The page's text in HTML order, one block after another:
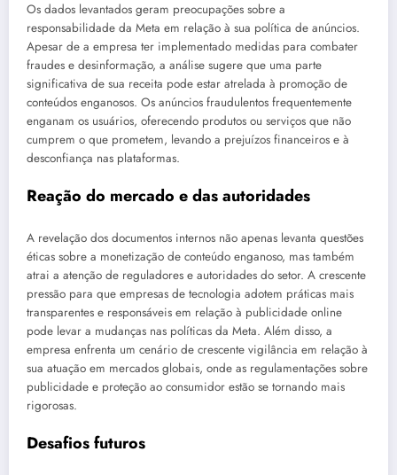
Os dados levantados geram preocupações sobre a
responsabilidade da Meta em relação à sua política de anúncios.
Apesar de a empresa ter implementado medidas para combater
fraudes e desinformação, a análise sugere que uma parte
significativa de sua receita pode estar atrelada à promoção de
conteúdos enganosos. Os anúncios fraudulentos frequentemente
enganam os usuários, oferecendo produtos ou serviços que não
cumprem o que prometem, levando a prejuízos financeiros e à
desconfiança nas plataformas.
Reação do mercado e das autoridades
A revelação dos documentos internos não apenas levanta questões
éticas sobre a monetização de conteúdo enganoso, mas também
atrai a atenção de reguladores e autoridades do setor. A crescente
pressão para que empresas de tecnologia adotem práticas mais
transparentes e responsáveis em relação à publicidade online
pode levar a mudanças nas políticas da Meta. Além disso, a
empresa enfrenta um cenário de crescente vigilância em relação à
sua atuação em mercados globais, onde as regulamentações sobre
publicidade e proteção ao consumidor estão se tornando mais
rigorosas.
Desafios futuros